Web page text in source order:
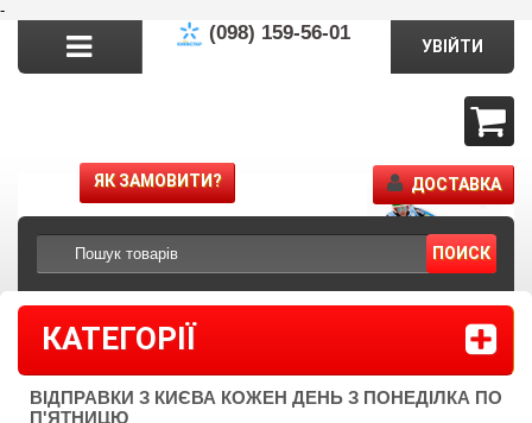
-
(098) 159-56-01
ПОИСК
УВІЙТИ
ЯК ЗАМОВИТИ? ДОСТАВКА
КАТЕГОРІЇ
ВІДПРАВКИ З КИЄВА КОЖЕН ДЕНЬ З ПОНЕДІЛКА ПО
П'ЯТНИЦЮ